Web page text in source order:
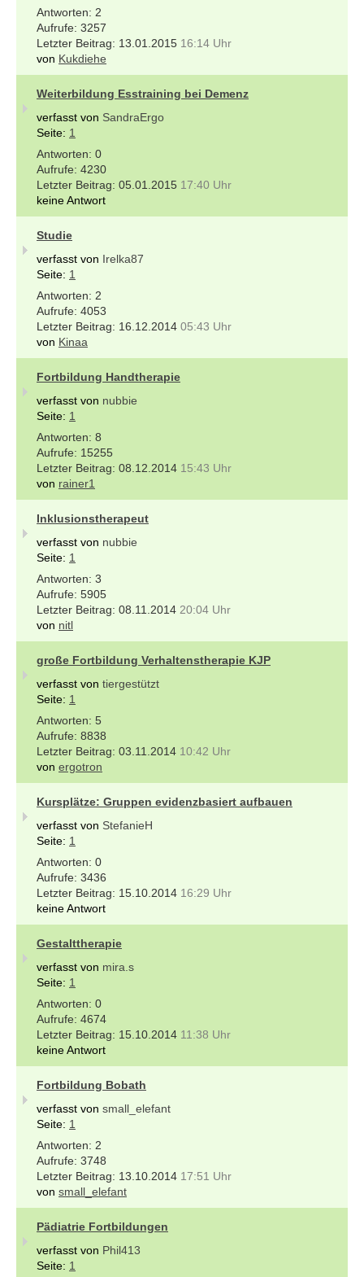
2
3257
13.01.2015 16:14 Uhr
von Kukdiehe
Weiterbildung Esstraining bei Demenz
verfasst von SandraErgo
Seite: 1
0
4230
05.01.2015 17:40 Uhr
keine Antwort
Studie
verfasst von Irelka87
Seite: 1
2
4053
16.12.2014 05:43 Uhr
von Kinaa
Fortbildung Handtherapie
verfasst von nubbie
Seite: 1
8
15255
08.12.2014 15:43 Uhr
von rainer1
Inklusionstherapeut
verfasst von nubbie
Seite: 1
3
5905
08.11.2014 20:04 Uhr
von nitl
große Fortbildung Verhaltenstherapie KJP
verfasst von tiergestützt
Seite: 1
5
8838
03.11.2014 10:42 Uhr
von ergotron
Kursplätze: Gruppen evidenzbasiert aufbauen
verfasst von StefanieH
Seite: 1
0
3436
15.10.2014 16:29 Uhr
keine Antwort
Gestalttherapie
verfasst von mira.s
Seite: 1
0
4674
15.10.2014 11:38 Uhr
keine Antwort
Fortbildung Bobath
verfasst von small_elefant
Seite: 1
2
3748
13.10.2014 17:51 Uhr
von small_elefant
Pädiatrie Fortbildungen
verfasst von Phil413
Seite: 1